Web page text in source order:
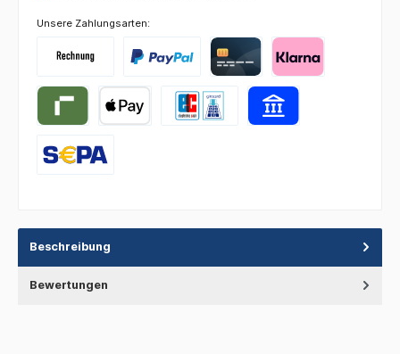
Unsere Zahlungsarten:
Beschreibung
Bewertungen